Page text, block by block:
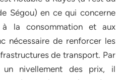
Ségou) en ce qui concerne
la consommation et aux
nécessaire de renforcer les
de transport. Par
un nivellement des prix, il